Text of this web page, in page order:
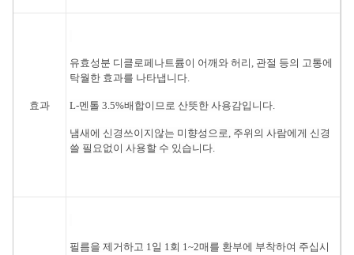
효과
유효성분 디클로페나트륨이 어깨와 허리, 관절 등의 고통에
탁월한 효과를 나타냅니다.
L-멘톨 3.5%배합이므로 산뜻한 사용감입니다.
냄새에 신경쓰이지않는 미향성으로, 주위의 사람에게 신경
쓸 필요없이 사용할 수 있습니다.
필름을 제거하고 1일 1회 1~2매를 환부에 부착하여 주십시